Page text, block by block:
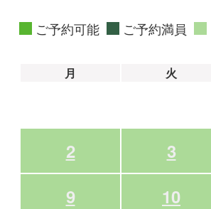
ご予約可能 ご予約満員
月 火
2
3
9
10